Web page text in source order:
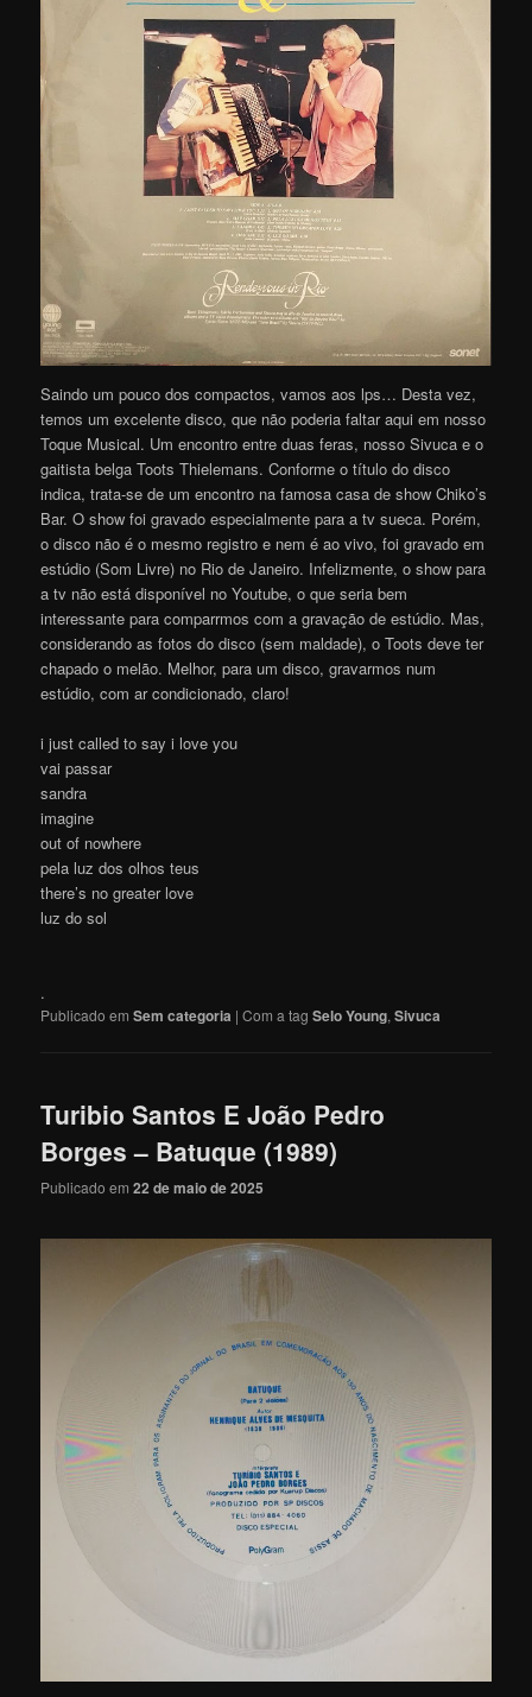
Saindo um pouco dos compactos, vamos aos lps… Desta vez,
temos um excelente disco, que não poderia faltar aqui em nosso
Toque Musical. Um encontro entre duas feras, nosso Sivuca e o
gaitista belga Toots Thielemans. Conforme o título do disco
indica, trata-se de um encontro na famosa casa de show Chiko’s
Bar. O show foi gravado especialmente para a tv sueca. Porém,
o disco não é o mesmo registro e nem é ao vivo, foi gravado em
estúdio (Som Livre) no Rio de Janeiro. Infelizmente, o show para
a tv não está disponível no Youtube, o que seria bem
interessante para comparrmos com a gravação de estúdio. Mas,
considerando as fotos do disco (sem maldade), o Toots deve ter
chapado o melão. Melhor, para um disco, gravarmos num
estúdio, com ar condicionado, claro!
i just called to say i love you
vai passar
sandra
imagine
out of nowhere
pela luz dos olhos teus
there’s no greater love
luz do sol
.
Publicado em Sem categoria |Com a tagSelo Young,Sivuca
Turibio Santos E João Pedro
Borges – Batuque (1989)
Publicado em22 de maio de 2025